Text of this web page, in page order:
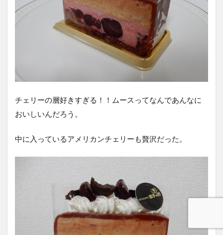
チェリーの層好きすぎる！！ムースってなんであんなに
おいしいんだろう。
中に入っているアメリカンチェリーも贅沢だった。